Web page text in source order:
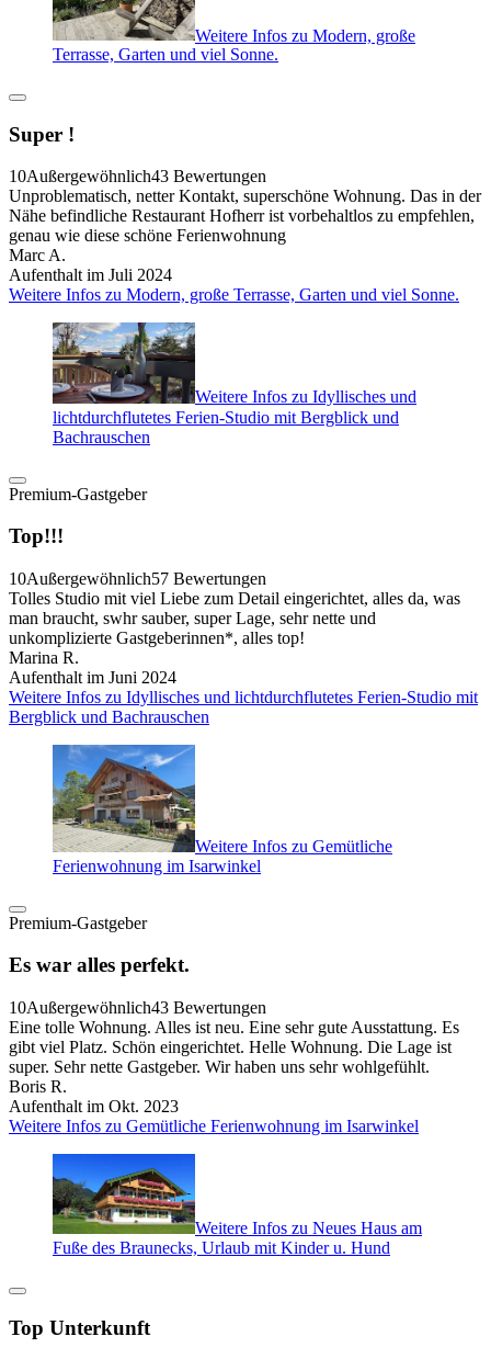
Weitere Infos zu Modern, große
Terrasse, Garten und viel Sonne.
Super !
10Außergewöhnlich43 Bewertungen
Unproblematisch, netter Kontakt, superschöne Wohnung. Das in der
Nähe befindliche Restaurant Hofherr ist vorbehaltlos zu empfehlen,
genau wie diese schöne Ferienwohnung
Marc A.
Aufenthalt im Juli 2024
Weitere Infos zu Modern, große Terrasse, Garten und viel Sonne.
Weitere Infos zu Idyllisches und
lichtdurchflutetes Ferien-Studio mit Bergblick und
Bachrauschen
Premium-Gastgeber
Top!!!
10Außergewöhnlich57 Bewertungen
Tolles Studio mit viel Liebe zum Detail eingerichtet, alles da, was
man braucht, swhr sauber, super Lage, sehr nette und
unkomplizierte Gastgeberinnen*, alles top!
Marina R.
Aufenthalt im Juni 2024
Weitere Infos zu Idyllisches und lichtdurchflutetes Ferien-Studio mit
Bergblick und Bachrauschen
Weitere Infos zu Gemütliche
Ferienwohnung im Isarwinkel
Premium-Gastgeber
Es war alles perfekt.
10Außergewöhnlich43 Bewertungen
Eine tolle Wohnung. Alles ist neu. Eine sehr gute Ausstattung. Es
gibt viel Platz. Schön eingerichtet. Helle Wohnung. Die Lage ist
super. Sehr nette Gastgeber. Wir haben uns sehr wohlgefühlt.
Boris R.
Aufenthalt im Okt. 2023
Weitere Infos zu Gemütliche Ferienwohnung im Isarwinkel
Weitere Infos zu Neues Haus am
Fuße des Braunecks, Urlaub mit Kinder u. Hund
Top Unterkunft